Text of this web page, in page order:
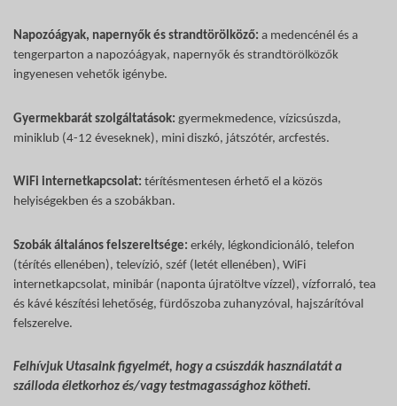
Napozóágyak, napernyők és strandtörölköző: a medencénél és a
tengerparton a napozóágyak, napernyők és strandtörölközők
ingyenesen vehetők igénybe.
Gyermekbarát szolgáltatások: gyermekmedence, vízicsúszda,
miniklub (4-12 éveseknek), mini diszkó, játszótér, arcfestés.
WiFi internetkapcsolat: térítésmentesen érhető el a közös
helyiségekben és a szobákban.
Szobák általános felszereltsége: erkély, légkondicionáló, telefon
(térítés ellenében), televízió, széf (letét ellenében), WiFi
internetkapcsolat, minibár (naponta újratöltve vízzel), vízforraló, tea
és kávé készítési lehetőség, fürdőszoba zuhanyzóval, hajszárítóval
felszerelve.
Felhívjuk Utasaink figyelmét, hogy a csúszdák használatát a
szálloda életkorhoz és/vagy testmagassághoz kötheti.